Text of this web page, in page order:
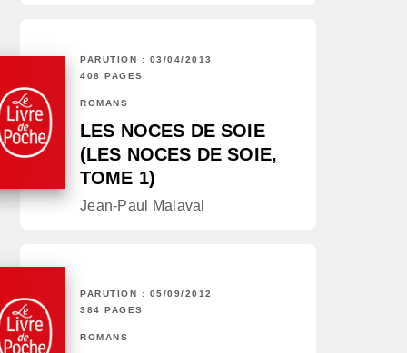
PARUTION : 03/04/2013
408 PAGES
ROMANS
LES NOCES DE SOIE
(LES NOCES DE SOIE,
TOME 1)
Jean-Paul Malaval
PARUTION : 05/09/2012
384 PAGES
ROMANS